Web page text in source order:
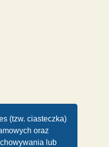
(tzw. ciasteczka)
oraz
lub